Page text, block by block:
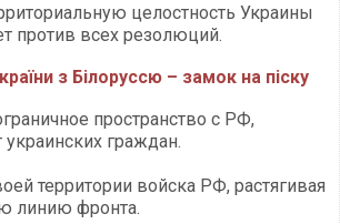
целостность Украины
против всех резолюций.
з Білоруссю – замок на піску
пространство с РФ,
граждан.
территории войска РФ, растягивая
линию фронта.